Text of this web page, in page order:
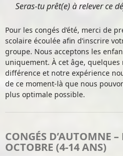
Seras-tu prêt(e) à relever ce
Pour les congés d’été, merci de
scolaire écoulée afin d’inscrire
groupe. Nous acceptons les
uniquement. À cet âge,
différence et notre expérience
de ce moment-là que nous
plus optimale possible.
CONGÉS D’AUTOMNE
OCTOBRE (4-14 ANS)